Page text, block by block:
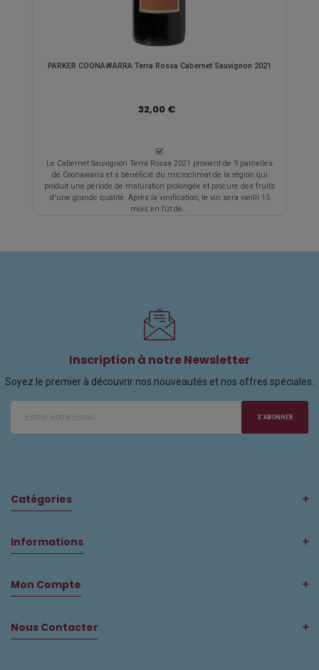
PARKER COONAWARRA Terra Rossa Cabernet Sauvignon 2021
32,00 €
Le Cabernet Sauvignon Terra Rossa 2021 provient de 9 parcelles
de Coonawarra et a bénéficié du microclimat de la région qui
produit une période de maturation prolongée et procure des fruits
d'une grande qualité. Après la vinification, le vin sera vieilli 15
mois en fût de...
Inscription à notre Newsletter
Soyez le premier à découvrir nos nouveautés et nos offres spéciales.
S'ABONNER
Catégories
Informations
Mon Compte
Nous Contacter